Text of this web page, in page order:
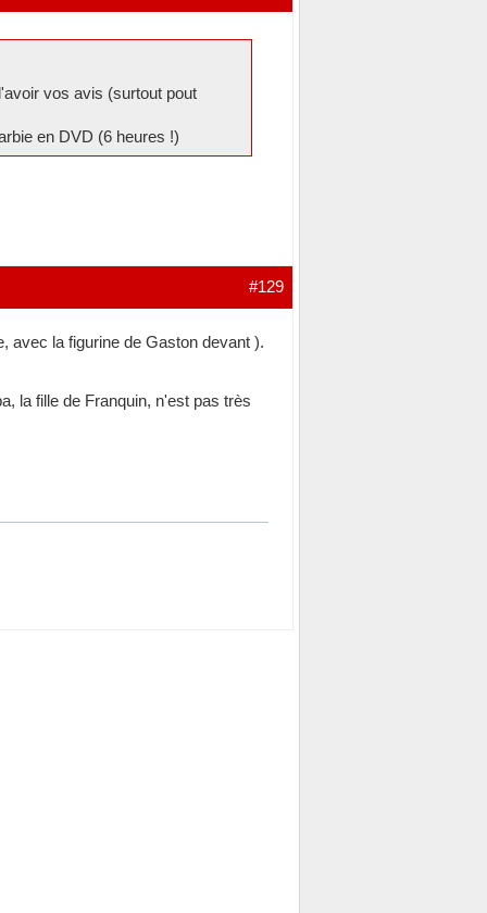
vos avis (surtout pout
en DVD (6 heures !)
#129
avec la figurine de Gaston devant ).
la fille de Franquin, n'est pas très